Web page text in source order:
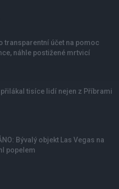
transparentní účet na pomoc
náhle postižené mrtvicí
tisíce lidí nejen z Příbrami
Bývalý objekt Las Vegas na
popelem